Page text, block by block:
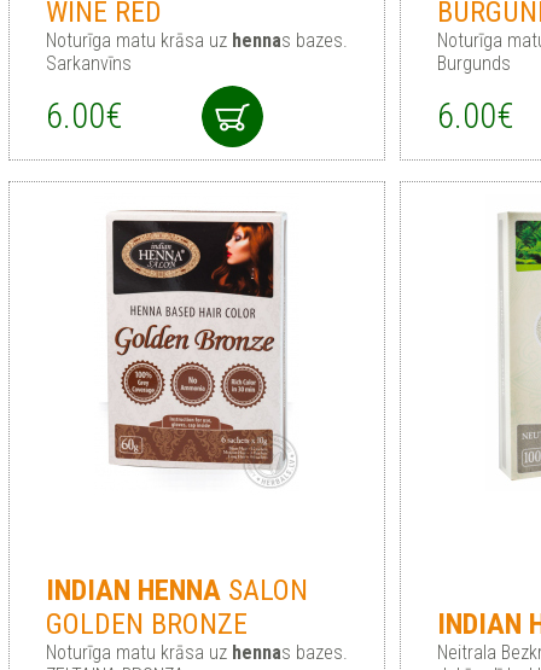
WINE RED
Noturīga matu krāsa uz hennas bazes.
Sarkanvīns
6.00€
Noturīga
Burgunds
6.00€
INDIAN HENNASALON
GOLDEN BRONZE
Noturīga matu krāsa uz hennas bazes.
INDIAN
Neitrala